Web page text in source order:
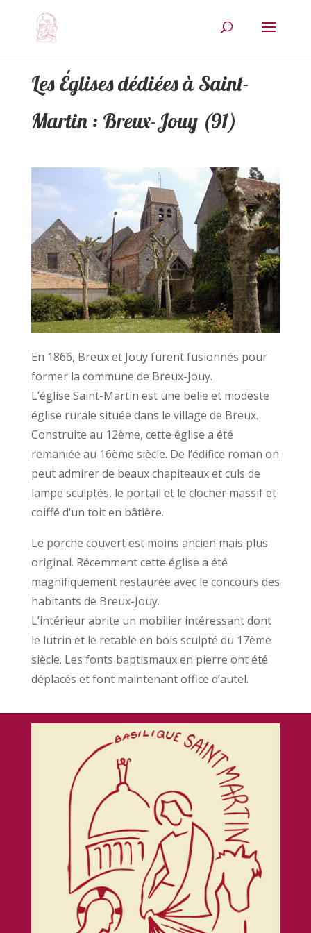
Les Églises dédiées à Saint-
Martin : Breux-Jouy (91)
En 1866, Breux et Jouy furent fusionnés pour
former la commune de Breux-Jouy.
L’église Saint-Martin est une belle et modeste
église rurale située dans le village de Breux.
Construite au 12ème, cette église a été
remaniée au 16ème siècle. De l’édifice roman on
peut admirer de beaux chapiteaux et culs de
lampe sculptés, le portail et le clocher massif et
coiffé d’un toit en bâtière.
Le porche couvert est moins ancien mais plus
original. Récemment cette église a été
magnifiquement restaurée avec le concours des
habitants de Breux-Jouy.
L’intérieur abrite un mobilier intéressant dont
le lutrin et le retable en bois sculpté du 17ème
siècle. Les fonts baptismaux en pierre ont été
déplacés et font maintenant office d’autel.